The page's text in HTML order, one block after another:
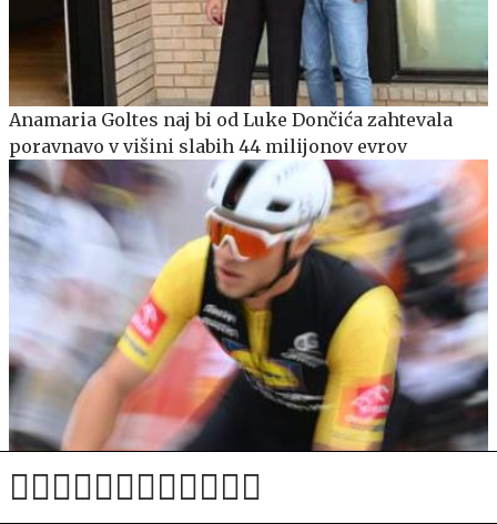
Anamaria Goltes naj bi od Luke Dončića zahtevala
poravnavo v višini slabih 44 milijonov evrov